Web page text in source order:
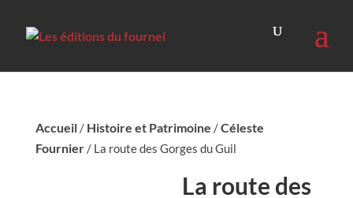
Accueil/ Histoire et Patrimoine /Céleste
Fournier/ La route des Gorges du Guil
La route des